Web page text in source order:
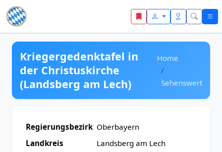
Zum Inhalt springen
Kriegergedenktafel in
der Christuskirche
(Landsberg am Lech)
Home
Sehenswert
Regierungsbezirk Oberbayern
Landkreis
Landsberg am Lech